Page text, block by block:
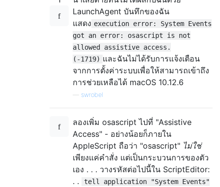
LaunchAgent บันทึกของฉัน
แสดง execution error: System Events
got an error: osascript is not
allowed assistive access.
(-1719) และฉันไม่ได้รับการแจ้งเตือน
จากการตั้งค่าระบบเพื่อให้สามารถเข้าถึง
การช่วยเหลือได้ macOS 10.12.6
swrobel
ลองเพิ่ม osascript ไปที่ "Assistive
Access" - อย่างน้อยก็ภายใน
AppleScript ถือว่า "osascript" ไม่ใช่
เพียงแค่คำสั่ง แต่เป็นกระบวนการของตัว
เอง . . . วางรหัสต่อไปนี้ใน ScriptEditor:
. .
tell application "System Events"